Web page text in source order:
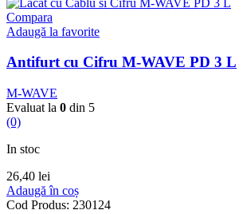
Compara
Adaugă la favorite
Antifurt cu Cifru M-WAVE PD 3 L
M-WAVE
Evaluat la 0 din 5
(0)
In stoc
26,40 lei
Adaugă în coș
Cod Produs: 230124